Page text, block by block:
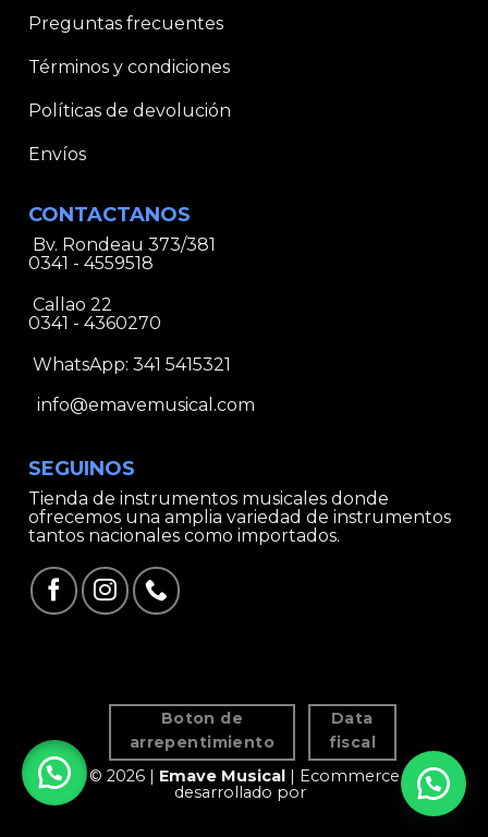
Preguntas frecuentes
Términos y condiciones
Políticas de devolución
Envíos
CONTACTANOS
Bv. Rondeau 373/381
0341 - 4559518
Callao 22
0341 - 4360270
WhatsApp: 341 5415321
info@emavemusical.com
SEGUINOS
Tienda de instrumentos musicales donde
ofrecemos una amplia variedad de instrumentos
tantos nacionales como importados.
Boton de
arrepentimiento
Data
fiscal
© 2026 | Emave Musical
| Ecommerce
desarrollado por